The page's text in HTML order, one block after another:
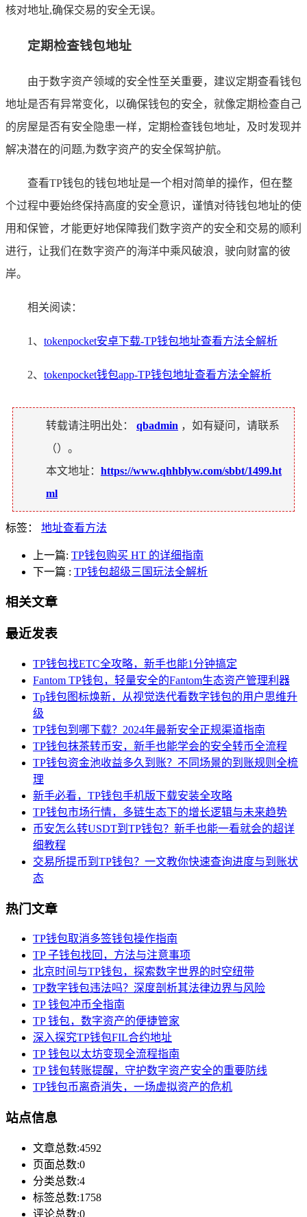
核对地址,确保交易的安全无误。
定期检查钱包地址
由于数字资产领域的安全性至关重要，建议定期查看钱包
地址是否有异常变化，以确保钱包的安全，就像定期检查自己
的房屋是否有安全隐患一样，定期检查钱包地址，及时发现并
解决潜在的问题,为数字资产的安全保驾护航。
查看TP钱包的钱包地址是一个相对简单的操作，但在整
个过程中要始终保持高度的安全意识，谨慎对待钱包地址的使
用和保管，才能更好地保障我们数字资产的安全和交易的顺利
进行，让我们在数字资产的海洋中乘风破浪，驶向财富的彼
岸。
相关阅读：
1、 tokenpocket安卓下载-TP钱包地址查看方法全解析
2、 tokenpocket钱包app-TP钱包地址查看方法全解析
转载请注明出处： qbadmin ，如有疑问，请联系
（）。
本文地址： https://www.qhhblyw.com/sbbt/1499.ht
ml
标签： 地址查看方法
上一篇: TP钱包购买 HT 的详细指南
下一篇 : TP钱包超级三国玩法全解析
相关文章
最近发表
TP钱包找ETC全攻略，新手也能1分钟搞定
Fantom TP钱包，轻量安全的Fantom生态资产管理利器
Tp钱包图标焕新，从视觉迭代看数字钱包的用户思维升
级
TP钱包到哪下载？2024年最新安全正规渠道指南
TP钱包抹茶转币安，新手也能学会的安全转币全流程
TP钱包资金池收益多久到账？不同场景的到账规则全梳
理
新手必看，TP钱包手机版下载安装全攻略
TP钱包市场行情，多链生态下的增长逻辑与未来趋势
币安怎么转USDT到TP钱包？新手也能一看就会的超详
细教程
交易所提币到TP钱包？一文教你快速查询进度与到账状
态
热门文章
TP钱包取消多签钱包操作指南
TP 子钱包找回，方法与注意事项
北京时间与TP钱包，探索数字世界的时空纽带
TP数字钱包违法吗？深度剖析其法律边界与风险
TP 钱包冲币全指南
TP 钱包，数字资产的便捷管家
深入探究TP钱包FIL合约地址
TP 钱包以太坊变现全流程指南
TP 钱包转账提醒，守护数字资产安全的重要防线
TP钱包币离奇消失，一场虚拟资产的危机
站点信息
文章总数:4592
页面总数:0
分类总数:4
标签总数:1758
评论总数:0